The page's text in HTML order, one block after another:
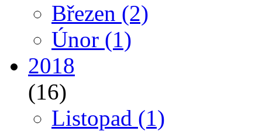
Březen (2)
Únor (1)
2018
(16)
Listopad (1)